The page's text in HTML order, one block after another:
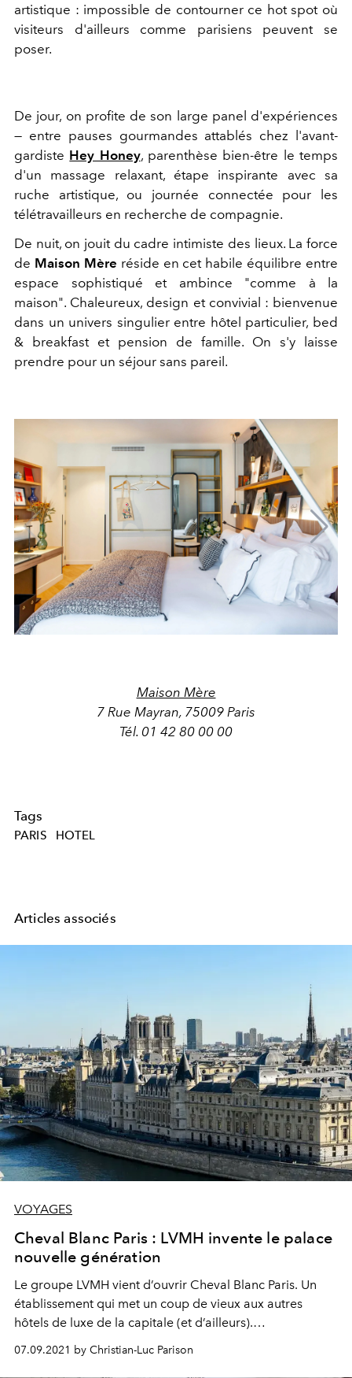
artistique : impossible de contourner ce hot spot où
visiteurs d'ailleurs comme parisiens peuvent se
poser.
De jour, on profite de son large panel d'expériences
— entre pauses gourmandes attablés chez l'avant-
gardiste Hey Honey, parenthèse bien-être le temps
d'un massage relaxant, étape inspirante avec sa
ruche artistique, ou journée connectée pour les
télétravailleurs en recherche de compagnie.
De nuit, on jouit du cadre intimiste des lieux. La force
de Maison Mère réside en cet habile équilibre entre
espace sophistiqué et ambince "comme à la
maison". Chaleureux, design et convivial : bienvenue
dans un univers singulier entre hôtel particulier, bed
& breakfast et pension de famille. On s'y laisse
prendre pour un séjour sans pareil.
Maison Mère
7 Rue Mayran, 75009 Paris
Tél. 01 42 80 00 00
Tags
PARIS HOTEL
Articles associés
VOYAGES
Cheval Blanc Paris : LVMH invente le palace
nouvelle génération
Le groupe LVMH vient d’ouvrir Cheval Blanc Paris. Un
établissement qui met un coup de vieux aux autres
hôtels de luxe de la capitale (et d’ailleurs).
Manifestement, avec Cheval Blanc Paris, le palace entre
enfin dans le 21ème siècle.
07.09.2021 by Christian-Luc Parison